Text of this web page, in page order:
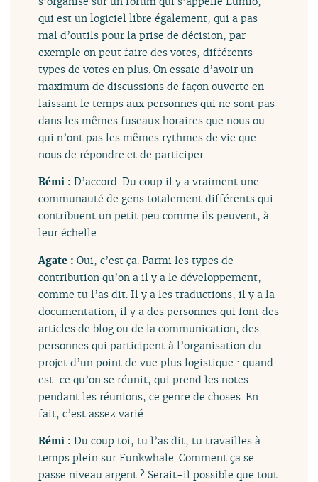
qui est un logiciel libre également, qui a pas
mal d’outils pour la prise de décision, par
exemple on peut faire des votes, différents
types de votes en plus. On essaie d’avoir un
maximum de discussions de façon ouverte en
laissant le temps aux personnes qui ne sont pas
dans les mêmes fuseaux horaires que nous ou
qui n’ont pas les mêmes rythmes de vie que
nous de répondre et de participer.
Rémi :D’accord. Du coup il y a vraiment une
communauté de gens totalement différents qui
contribuent un petit peu comme ils peuvent, à
leur échelle.
Agate :Oui, c’est ça. Parmi les types de
contribution qu’on a il y a le développement,
comme tu l’as dit. Il y a les traductions, il y a la
documentation, il y a des personnes qui font des
articles de blog ou de la communication, des
personnes qui participent à l’organisation du
projet d’un point de vue plus logistique : quand
est-ce qu’on se réunit, qui prend les notes
pendant les réunions, ce genre de choses. En
fait, c’est assez varié.
Rémi :Du coup toi, tu l’as dit, tu travailles à
temps plein sur Funkwhale. Comment ça se
passe niveau argent ? Serait-il possible que tout